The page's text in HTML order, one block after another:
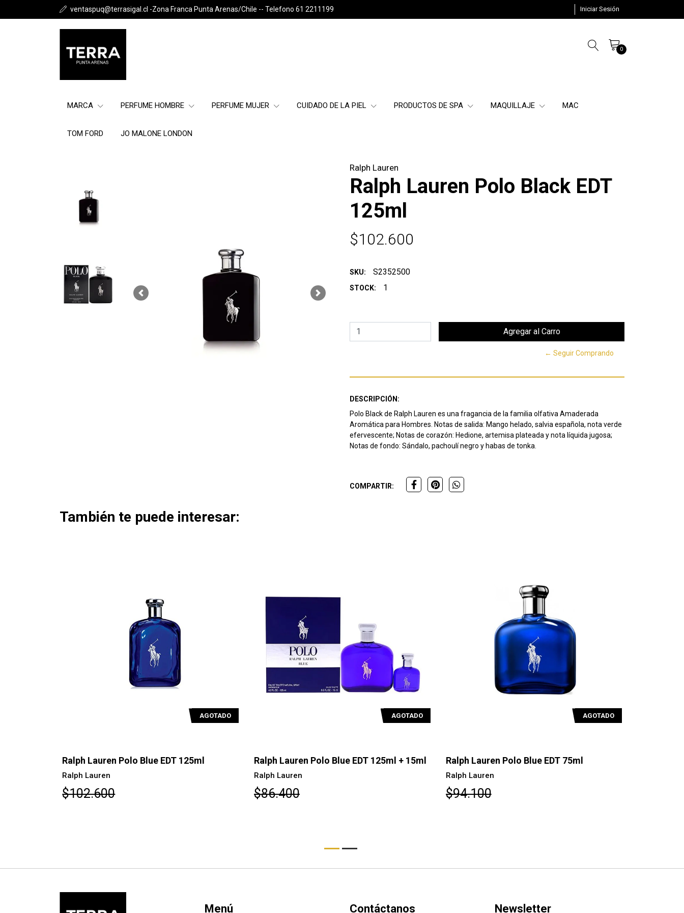
ventaspuq@terrasigal.cl -Zona Franca Punta Arenas/Chile -- Telefono 61 2211199 Iniciar Sesión
0
MARCA PERFUME HOMBRE PERFUME MUJER CUIDADO DE LA PIEL PRODUCTOS DE SPA MAQUILLAJE MAC
TOM FORD JO MALONE LONDON
Previous Next
Ralph Lauren
Ralph Lauren Polo Black EDT
125ml
$102.600
SKU: S2352500
STOCK: 1
← Seguir Comprando
DESCRIPCIÓN:
Polo Black de Ralph Lauren es una fragancia de la familia olfativa Amaderada
Aromática para Hombres. Notas de salida: Mango helado, salvia española, nota verde
efervescente; Notas de corazón: Hedione, artemisa plateada y nota líquida jugosa;
Notas de fondo: Sándalo, pachoulí negro y habas de tonka.
COMPARTIR:
También te puede interesar:
AGOTADO
Ralph Lauren Polo Blue EDT 125ml
Ralph Lauren
$102.600
AGOTADO
Ralph Lauren Polo Blue EDT 125ml + 15ml
Ralph Lauren
$86.400
AGOTADO
Ralph Lauren Polo Blue EDT 75ml
Ralph Lauren
$94.100
Menú Contáctanos Newsletter